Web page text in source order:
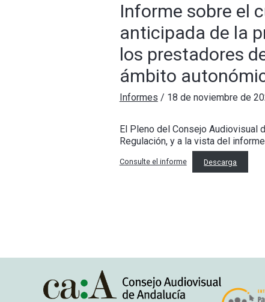
Informe sobre el
anticipada de la
los prestadores
ámbito
Informes / 18 de noviembre de
El Pleno del Consejo Audiovisual
Regulación, y a la vista del
Consulte el informe Descarga